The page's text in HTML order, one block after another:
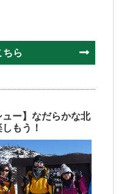
ら
ュー】なだらかな北
もう！